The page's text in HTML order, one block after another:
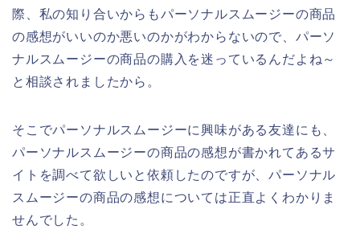
際、私の知り合いからもパーソナルスムージーの商品
の感想がいいのか悪いのかがわからないので、パーソ
ナルスムージーの商品の購入を迷っているんだよね～
と相談されましたから。
そこでパーソナルスムージーに興味がある友達にも、
パーソナルスムージーの商品の感想が書かれてあるサ
イトを調べて欲しいと依頼したのですが、パーソナル
スムージーの商品の感想については正直よくわかりま
せんでした。